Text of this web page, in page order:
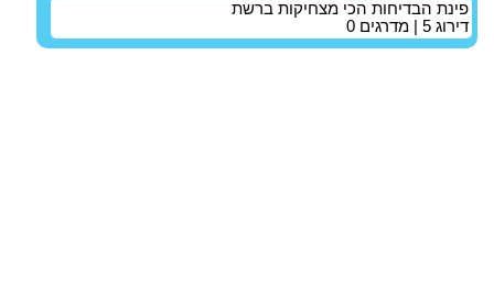
פינת הבדיחות הכי מצחיקות ברשת
דירוג 5 | מדרגים 0